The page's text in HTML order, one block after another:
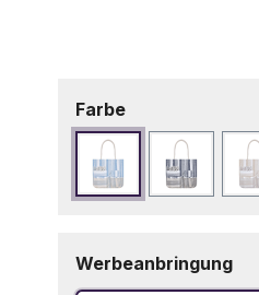
Farbeauswählen
Hellblau
Werbeanbringung